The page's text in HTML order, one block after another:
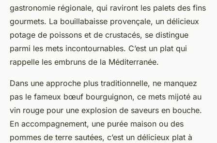
gastronomie régionale, qui raviront les palets des fins
gourmets. La bouillabaisse provençale, un délicieux
potage de poissons et de crustacés, se distingue
parmi les mets incontournables. C’est un plat qui
rappelle les embruns de la Méditerranée.
Dans une approche plus traditionnelle, ne manquez
pas le fameux bœuf bourguignon, ce mets mijoté au
vin rouge pour une explosion de saveurs en bouche.
En accompagnement, une purée maison ou des
pommes de terre sautées, c’est un délicieux plat à